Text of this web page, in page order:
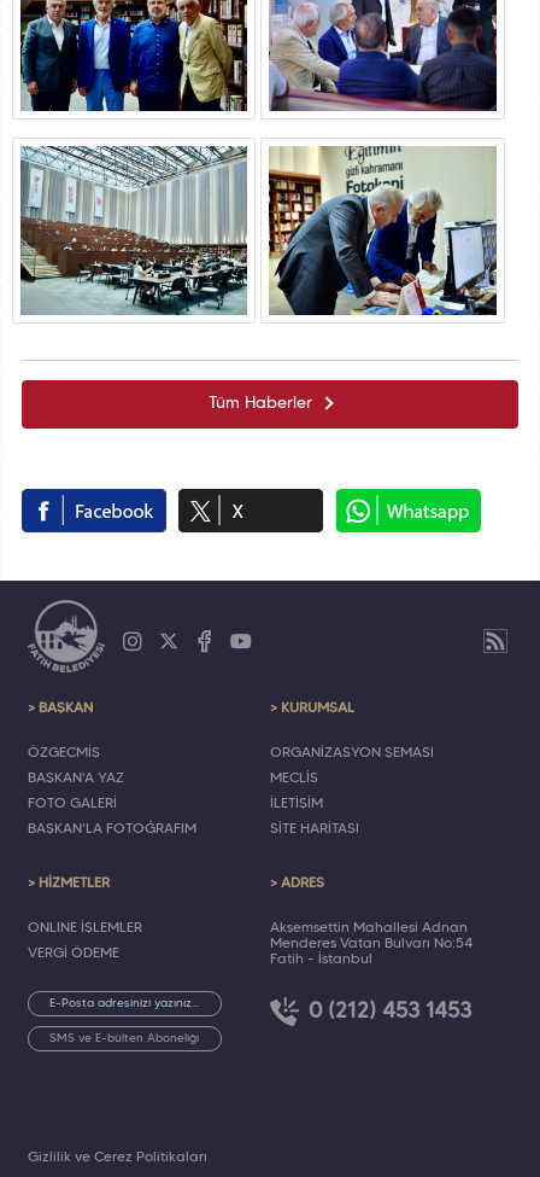
Tüm Haberler
> BAŞKAN
ÖZGEÇMİŞ
BAŞKAN'A YAZ
FOTO GALERİ
BAŞKAN'LA FOTOĞRAFIM
> KURUMSAL
ORGANİZASYON ŞEMASI
MECLİS
İLETİŞİM
SİTE HARİTASI
> HİZMETLER
ONLINE İŞLEMLER
VERGİ ÖDEME
SMS ve E-bülten Aboneliği
> ADRES
Akşemsettin Mahallesi Adnan
Menderes Vatan Bulvarı No:54
Fatih - İstanbul
0 (212) 453 1453
Gizlilik ve Çerez Politikaları